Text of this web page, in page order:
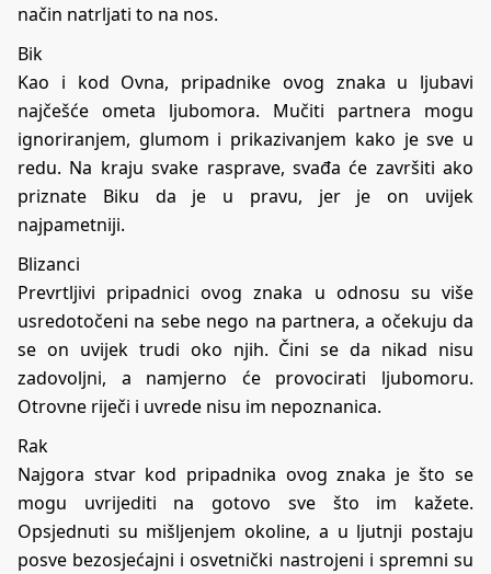
način natrljati to na nos.
Bik
Kao i kod Ovna, pripadnike ovog znaka u ljubavi
najčešće ometa ljubomora. Mučiti partnera mogu
ignoriranjem, glumom i prikazivanjem kako je sve u
redu. Na kraju svake rasprave, svađa će završiti ako
priznate Biku da je u pravu, jer je on uvijek
najpametniji.
Blizanci
Prevrtljivi pripadnici ovog znaka u odnosu su više
usredotočeni na sebe nego na partnera, a očekuju da
se on uvijek trudi oko njih. Čini se da nikad nisu
zadovoljni, a namjerno će provocirati ljubomoru.
Otrovne riječi i uvrede nisu im nepoznanica.
Rak
Najgora stvar kod pripadnika ovog znaka je što se
mogu uvrijediti na gotovo sve što im kažete.
Opsjednuti su mišljenjem okoline, a u ljutnji postaju
posve bezosjećajni i osvetnički nastrojeni i spremni su